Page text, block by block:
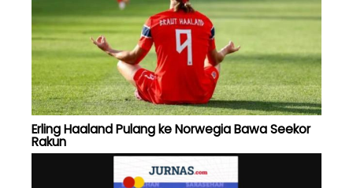
Erling Haaland Pulang ke Norwegia Bawa Seekor
Rakun